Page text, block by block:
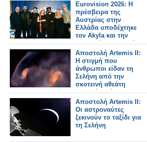
Eurovision 2026: Η
πρέσβειρα της
Αυστρίας στην
Ελλάδα υποδέχτηκε
τον Akyla και την
ελληνική αποστολή
σε μια ξεχωριστή
εκδήλωση
Αποστολή Artemis II:
Η στιγμή που
άνθρωποι είδαν τη
Σελήνη από την
σκοτεινή αθεάτη
πλευρά – Βίντεο και
φωτό
Αποστολή Artemis II:
Οι αστροναύτες
ξεκινούν το ταξίδι για
τη Σελήνη